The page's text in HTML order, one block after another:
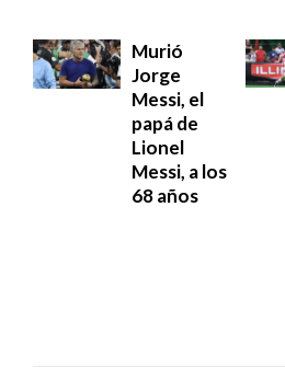
Murió
Jorge
Messi, el
papá de
Lionel
Messi, a los
68 años